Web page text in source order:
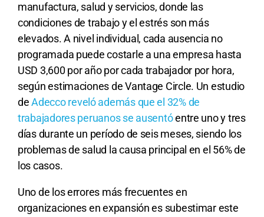
manufactura, salud y servicios, donde las
condiciones de trabajo y el estrés son más
elevados. A nivel individual, cada ausencia no
programada puede costarle a una empresa hasta
USD 3,600 por año por cada trabajador por hora,
según estimaciones de Vantage Circle. Un estudio
deAdecco reveló además que el 32% de
trabajadores peruanos se ausentóentre uno y tres
días durante un período de seis meses, siendo los
problemas de salud la causa principal en el 56% de
los casos.
Uno de los errores más frecuentes en
organizaciones en expansión es subestimar este